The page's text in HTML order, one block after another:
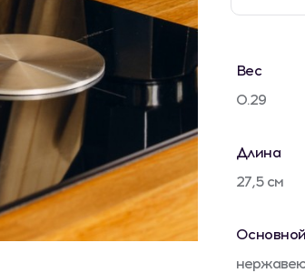
Вес
0.29
Длина
27,5 см